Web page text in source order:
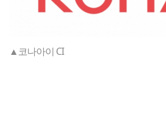
▲코나아이 CI